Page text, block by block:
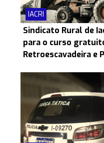
IACRI
Sindicato Rural de
para o curso
Retroescavadeira e